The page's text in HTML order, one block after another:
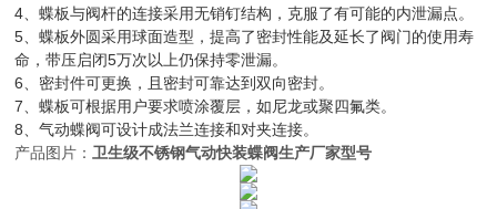
4、蝶板与阀杆的连接采用无销钉结构，克服了有可能的内泄漏点。
5、蝶板外圆采用球面造型，提高了密封性能及延长了阀门的使用寿
命，带压启闭5万次以上仍保持零泄漏。
6、密封件可更换，且密封可靠达到双向密封。
7、蝶板可根据用户要求喷涂覆层，如尼龙或聚四氟类。
8、气动蝶阀可设计成法兰连接和对夹连接。
产品图片： 卫生级不锈钢气动快装蝶阀生产厂家型号